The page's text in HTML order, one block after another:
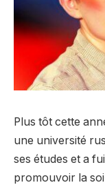
Plus tôt cette
une université
ses études et a
promouvoir la